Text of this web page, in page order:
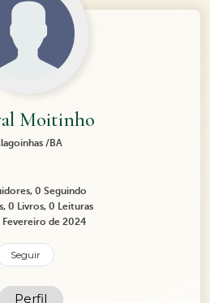
Moitinho
/BA
0 Seguindo
0 Livros, 0 Leituras
Fevereiro de 2024
Seguir
Perfil